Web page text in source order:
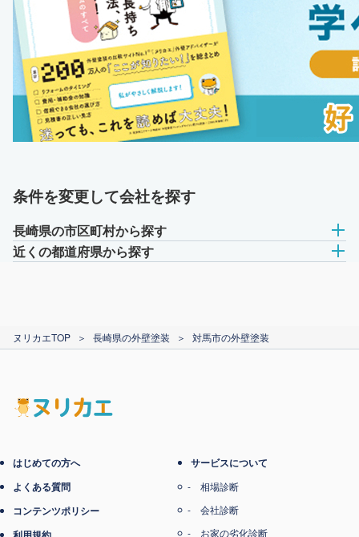
条件を変更して会社を探す
長崎県の市区町村から探す
近くの都道府県から探す
ヌリカエTOP ＞ 長崎県の外壁塗装 ＞ 対馬市の外壁塗装
はじめての方へ
よくある質問
コンテンツポリシー
サービスについて
相場診断
会社診断
お家の劣化診断